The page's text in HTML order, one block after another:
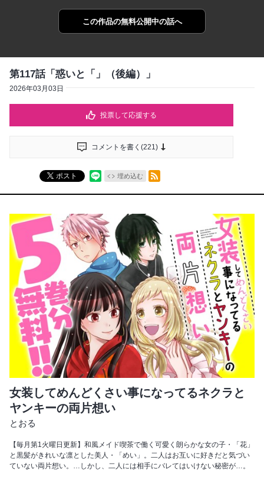
この作品の無料公開中の話へ
第117話「惑いと「」（後編）」
2026年03月03日
投票して応援する
コメントを書く(221)
ポスト 埋め込む
RSSフィード
女装してめんどくさい事になってるネクラと
ヤンキーの両片想い
とおる
【毎月第1火曜日更新】和風メイド喫茶で働く可愛く朗らかな女の子・「花」
と黒髪がきれいな凛とした美人・「めい」。二人はお互いに好きだと気づい
ていない両片想い。…しかし、二人には相手にバレてはいけない秘密が…。